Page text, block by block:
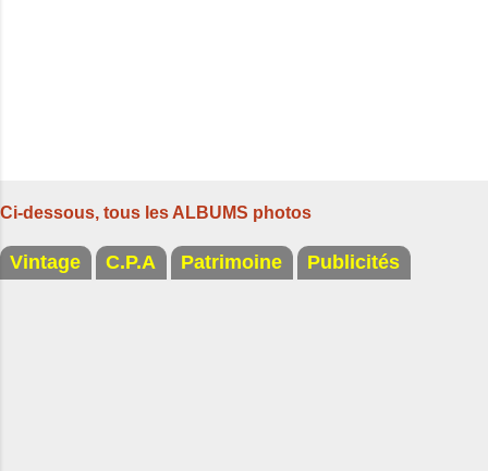
Ci-dessous, tous les ALBUMS photos
Vintage C.P.A Patrimoine Publicités